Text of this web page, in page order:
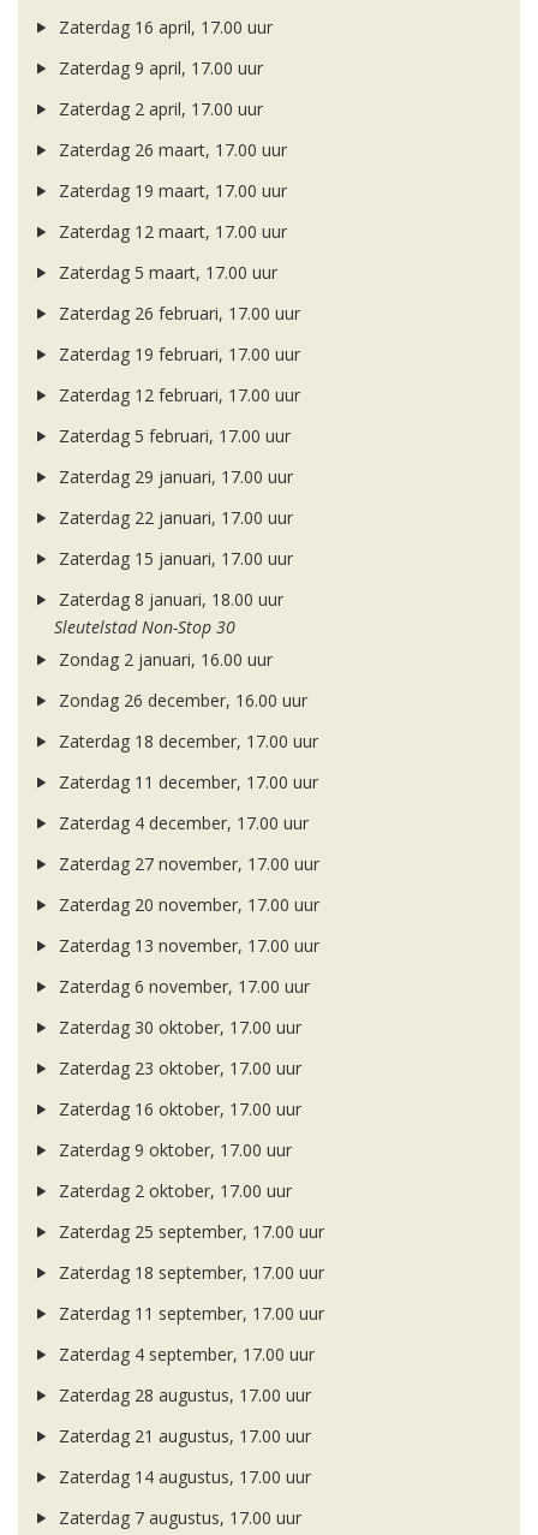
Zaterdag 16 april, 17.00 uur
Zaterdag 9 april, 17.00 uur
Zaterdag 2 april, 17.00 uur
Zaterdag 26 maart, 17.00 uur
Zaterdag 19 maart, 17.00 uur
Zaterdag 12 maart, 17.00 uur
Zaterdag 5 maart, 17.00 uur
Zaterdag 26 februari, 17.00 uur
Zaterdag 19 februari, 17.00 uur
Zaterdag 12 februari, 17.00 uur
Zaterdag 5 februari, 17.00 uur
Zaterdag 29 januari, 17.00 uur
Zaterdag 22 januari, 17.00 uur
Zaterdag 15 januari, 17.00 uur
Zaterdag 8 januari, 18.00 uur
Sleutelstad Non-Stop 30
Zondag 2 januari, 16.00 uur
Zondag 26 december, 16.00 uur
Zaterdag 18 december, 17.00 uur
Zaterdag 11 december, 17.00 uur
Zaterdag 4 december, 17.00 uur
Zaterdag 27 november, 17.00 uur
Zaterdag 20 november, 17.00 uur
Zaterdag 13 november, 17.00 uur
Zaterdag 6 november, 17.00 uur
Zaterdag 30 oktober, 17.00 uur
Zaterdag 23 oktober, 17.00 uur
Zaterdag 16 oktober, 17.00 uur
Zaterdag 9 oktober, 17.00 uur
Zaterdag 2 oktober, 17.00 uur
Zaterdag 25 september, 17.00 uur
Zaterdag 18 september, 17.00 uur
Zaterdag 11 september, 17.00 uur
Zaterdag 4 september, 17.00 uur
Zaterdag 28 augustus, 17.00 uur
Zaterdag 21 augustus, 17.00 uur
Zaterdag 14 augustus, 17.00 uur
Zaterdag 7 augustus, 17.00 uur